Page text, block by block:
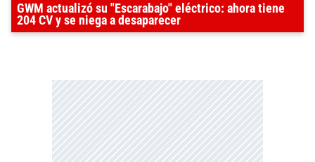
GWM actualizó su "Escarabajo" eléctrico: ahora tiene
204 CV y se niega a desaparecer